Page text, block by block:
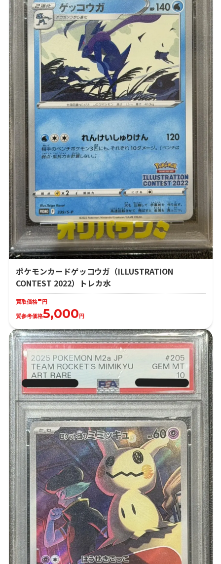
ポケモンカードゲッコウガ（ILLUSTRATION
CONTEST 2022）トレカ水
買取価格-円
質参考価格5,000円